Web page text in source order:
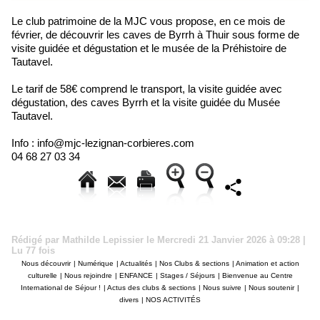
Le club patrimoine de la MJC vous propose, en ce mois de
février, de découvrir les caves de Byrrh à Thuir sous forme de
visite guidée et dégustation et le musée de la Préhistoire de
Tautavel.
Le tarif de 58€ comprend le transport, la visite guidée avec
dégustation, des caves Byrrh et la visite guidée du Musée
Tautavel.
Info : info@mjc-lezignan-corbieres.com
04 68 27 03 34
Rédigé par Mathilde Lepissier le Mercredi 21 Janvier 2026 à 09:28 |
Lu 77 fois
Nous découvrir Numérique Actualités Nos Clubs & sections
Animation et action
culturelle
Nous rejoindre ENFANCE Stages / Séjours
Bienvenue au Centre
International de Séjour !
Actus des clubs & sections Nous suivre Nous soutenir
divers
NOS ACTIVITÉS